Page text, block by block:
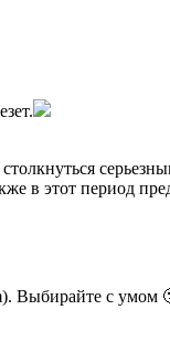
в этот период
Выбирайте с